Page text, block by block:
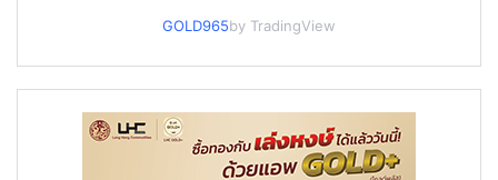
GOLD965by TradingView